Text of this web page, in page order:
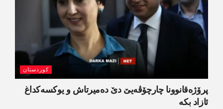
کوردستان
پرۆژەقانوونا چارچۆڤەیێ دێ دەمیرتاش و یوکسەکداغ
ئازاد بکە